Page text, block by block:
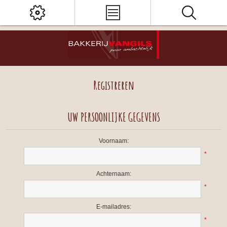
Registreren
UW PERSOONLIJKE GEGEVENS
Voornaam:
*
Achternaam:
*
E-mailadres:
*